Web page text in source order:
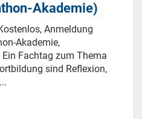
Akademie)
Anmeldung
Akademie,
Fachtag zum Thema
sind Reflexion,